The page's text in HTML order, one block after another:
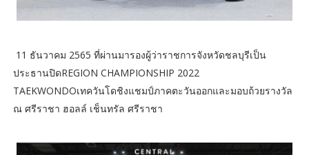
11 ธันวาคม 2565 ที่ผ่านมารองผู้ว่าราชการจังหวัดชลบุรีเป็น
ประธานปิดREGION CHAMPIONSHIP 2022
TAEKWONDOเทควันโดชิงแชมป์ภาคตะวันออกและมอบถ้วยรางวัล
ณ ศรีราชา ฮอลล์ เช็นทรัล ศรีราชา